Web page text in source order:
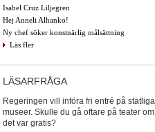
Isabel Cruz Liljegren
Hej Anneli Alhanko!
Ny chef söker konstnärlig målsättning
Läs fler
LÄSARFRÅGA
Regeringen vill införa fri entré på statliga
museer. Skulle du gå oftare på teater om
det var gratis?